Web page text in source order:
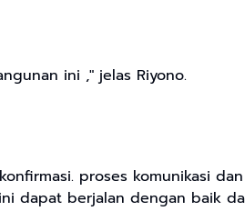
ini ," jelas Riyono.
proses komunikasi
dapat berjalan dengan baik